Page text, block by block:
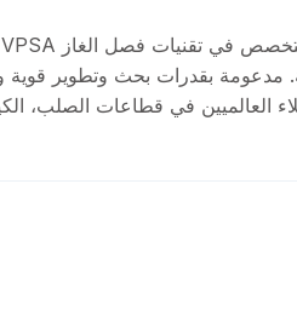
مدعومة بقدرات بحث وتطوير قوية
العالميين في قطاعات الصلب،